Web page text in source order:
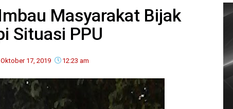
Masyarakat Bijak
Situasi PPU
Oktober 17, 2019 12:23 am